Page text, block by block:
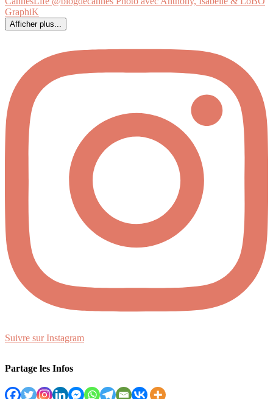
Afficher plus...
Suivre sur Instagram
Partage les Infos